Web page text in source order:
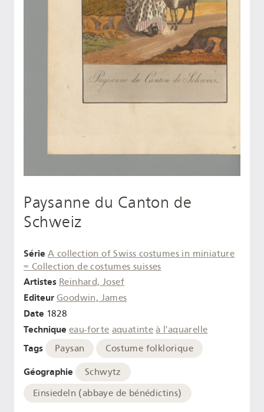
Paysanne du Canton de
Schweiz
Série A collection of Swiss costumes in miniature
= Collection de costumes suisses
Artistes Reinhard, Josef
Editeur Goodwin, James
Date 1828
Technique eau-forte aquatinte à l'aquarelle
Tags Paysan Costume folklorique
Géographie
Schwytz
Einsiedeln (abbaye de bénédictins)